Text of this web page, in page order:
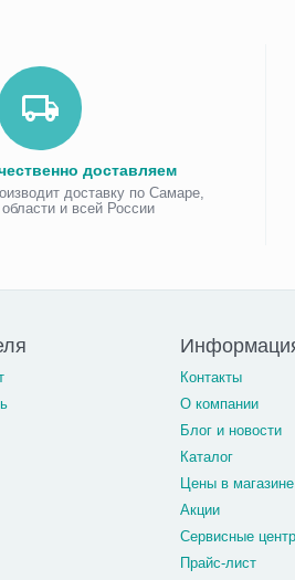
доставляем
доставку по Самаре,
и всей России
Контакты
О компании
Блог и новости
Каталог
Цены в магазине
Акции
Сервисные
Прайс-лист